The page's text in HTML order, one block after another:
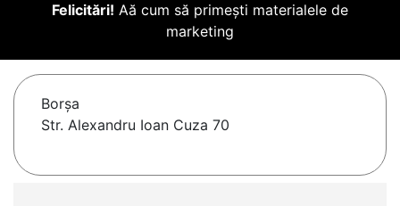
Felicitări! Aă cum să primești materialele de
marketing
Borşa
Str. Alexandru Ioan Cuza 70